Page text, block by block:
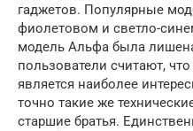
гаджетов. Популярные
фиолетовом и светло-
модель Альфа была
пользователи считают,
является наиболее
точно такие же
старшие братья.